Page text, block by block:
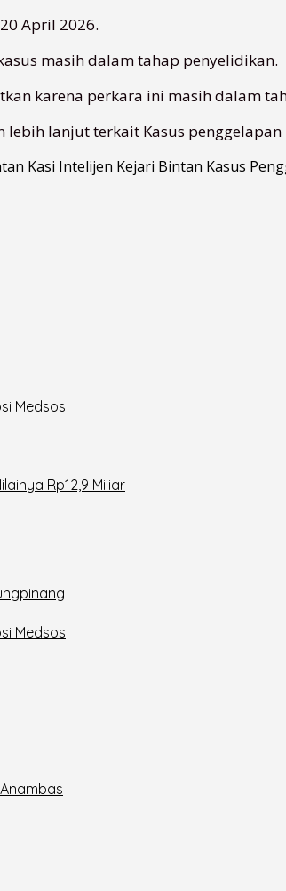
April 2026.
masih dalam tahap penyelidikan.
karena perkara ini masih dalam
lanjut terkait Kasus penggelapan
Kasi Intelijen Kejari Bintan Kasus
Medsos
Rp12,9 Miliar
Medsos